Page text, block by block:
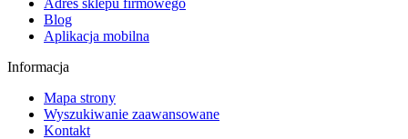
Blog
Aplikacja mobilna
Informacja
Mapa strony
Wyszukiwanie zaawansowane
Kontakt